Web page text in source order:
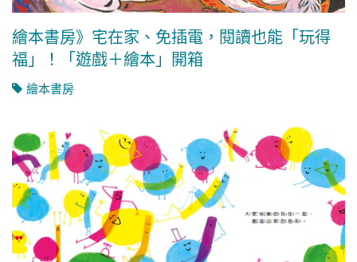
繪本書房》宅在家、免插電，閱讀也能「玩得
福」！「遊戲＋繪本」開箱
繪本書房